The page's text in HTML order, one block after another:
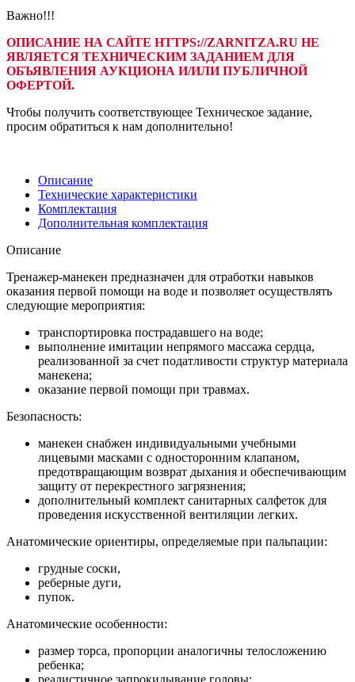
Важно!!!
ОПИСАНИЕ НА САЙТЕ HTTPS://ZARNITZA.RU НЕ
ЯВЛЯЕТСЯ ТЕХНИЧЕСКИМ ЗАДАНИЕМ ДЛЯ
ОБЪЯВЛЕНИЯ АУКЦИОНА И/ИЛИ ПУБЛИЧНОЙ
ОФЕРТОЙ.
Чтобы получить соответствующее Техническое задание,
просим обратиться к нам дополнительно!
Описание
Технические характеристики
Комплектация
Дополнительная комплектация
Описание
Тренажер-манекен предназначен для отработки навыков
оказания первой помощи на воде и позволяет осуществлять
следующие мероприятия:
транспортировка пострадавшего на воде;
выполнение имитации непрямого массажа сердца,
реализованной за счет податливости структур материала
манекена;
оказание первой помощи при травмах.
Безопасность:
манекен снабжен индивидуальными учебными
лицевыми масками с односторонним клапаном,
предотвращающим возврат дыхания и обеспечивающим
защиту от перекрестного загрязнения;
дополнительный комплект санитарных салфеток для
проведения искусственной вентиляции легких.
Анатомические ориентиры, определяемые при пальпации:
грудные соски,
реберные дуги,
пупок.
Анатомические особенности:
размер торса, пропорции аналогичны телосложению
ребенка;
реалистичное запрокидывание головы;